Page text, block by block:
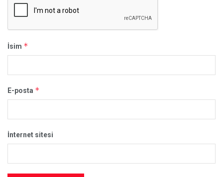
İsim *
E-posta *
İnternet sitesi